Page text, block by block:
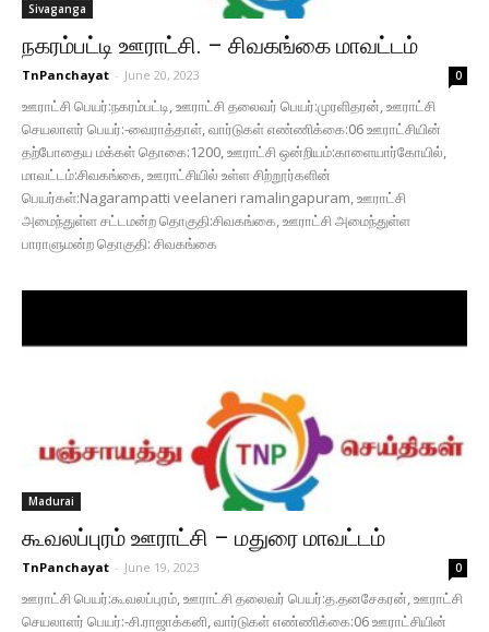
Sivaganga
நகரம்பட்டி ஊராட்சி. – சிவகங்கை மாவட்டம்
TnPanchayat - June 20, 2023 0
ஊராட்சி பெயர்:நகரம்பட்டி, ஊராட்சி தலைவர் பெயர்:முரளிதரன், ஊராட்சி
செயலாளர் பெயர்:-வைராத்தாள், வார்டுகள் எண்ணிக்கை:06 ஊராட்சியின்
தற்போதைய மக்கள் தொகை:1200, ஊராட்சி ஒன்றியம்:காளையார்கோயில்,
மாவட்டம்:சிவகங்கை, ஊராட்சியில் உள்ள சிற்றூர்களின்
பெயர்கள்:Nagarampatti veelaneri ramalingapuram, ஊராட்சி
அமைந்துள்ள சட்டமன்ற தொகுதி:சிவகங்கை, ஊராட்சி அமைந்துள்ள
பாராளுமன்ற தொகுதி: சிவகங்கை
Madurai
கூவலப்புரம் ஊராட்சி – மதுரை மாவட்டம்
TnPanchayat - June 19, 2023 0
ஊராட்சி பெயர்:கூவலப்புரம், ஊராட்சி தலைவர் பெயர்:த.தனசேகரன், ஊராட்சி
செயலாளர் பெயர்:-சி.ராஜாக்கனி, வார்டுகள் எண்ணிக்கை:06 ஊராட்சியின்